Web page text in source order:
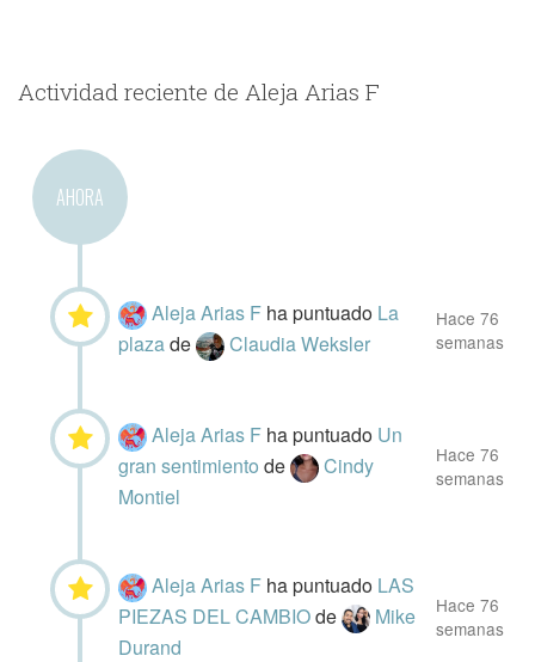
Actividad reciente de Aleja Arias F
AHORA
Aleja Arias F ha puntuado La
plazade Claudia Weksler
Hace 76
semanas
Aleja Arias F ha puntuado Un
gran sentimientode
Cindy
Montiel
Hace 76
semanas
Aleja Arias F ha puntuado LAS
PIEZAS DEL CAMBIOde
Mike
Durand
Hace 76
semanas